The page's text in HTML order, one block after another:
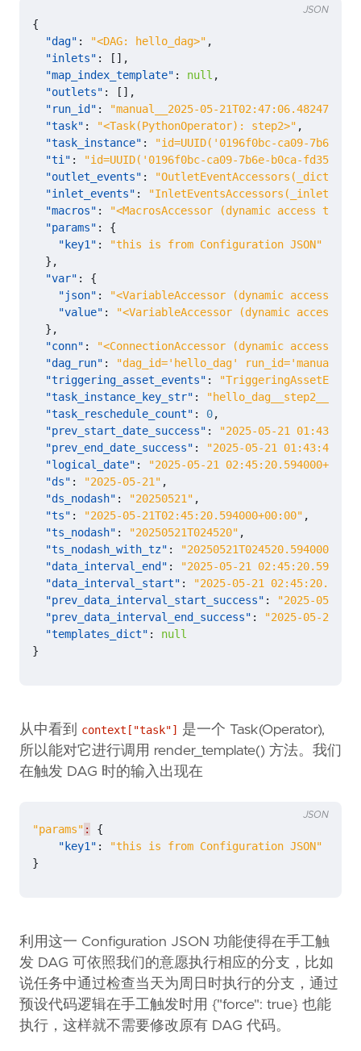
{
"dag" : "<DAG: hello_dag>" ,
"inlets" :
[],
"map_index_template" : null ,
"outlets" :
[],
"run_id" :
"manual__2025-05-
"task" : "<Task(PythonOperator): step2>" ,
"task_instance" :
"id=UUID('0196f0bc-ca09-7b6e-
"ti" :
"id=UUID('0196f0bc-ca09-7b6e-b0ca-
"outlet_events" :
"OutletEventAccessors(_dict={})"
"inlet_events" :
"macros" :
"<MacrosAccessor (dynamic access to
"params" :
{
"key1" :
"this is from Configuration JSON"
},
"var" :
{
"json" : "<VariableAccessor (dynamic access)>"
"value" :
"<VariableAccessor (dynamic access)>"
},
"conn" : "<ConnectionAccessor (dynamic access)>"
"dag_run" :
"dag_id='hello_dag'
"triggering_asset_events" :
"task_instance_key_str" :
"task_reschedule_count" : 0,
"prev_start_date_success" :
"2025-05-21
"prev_end_date_success" :
"2025-05-21
"logical_date" :
"2025-05-21
"ds" : "2025-05-21" ,
"ds_nodash" : "20250521" ,
"ts" : "2025-05-21T02:45:20.594000+00:00" ,
"ts_nodash" : "20250521T024520" ,
"ts_nodash_with_tz" :
"data_interval_end" :
"2025-05-21
"data_interval_start" :
"2025-05-21
"prev_data_interval_start_success" :
"2025-05-21
"prev_data_interval_end_success" :
"2025-05-21
"templates_dict" :
null
}
JSON
从中看到 context["task"]
是一个 Task(Operator),
所以能对它进行调用 render_template() 方法。我们
在触发 DAG 时的输入出现在
"params" :
{
"key1" :
"this is from Configuration JSON"
}
JSON
利用这一 Configuration JSON 功能使得在手工触
发 DAG 可依照我们的意愿执行相应的分支，比如
说任务中通过检查当天为周日时执行的分支，通过
预设代码逻辑在手工触发时用 {"force": true} 也能
执行，这样就不需要修改原有 DAG 代码。